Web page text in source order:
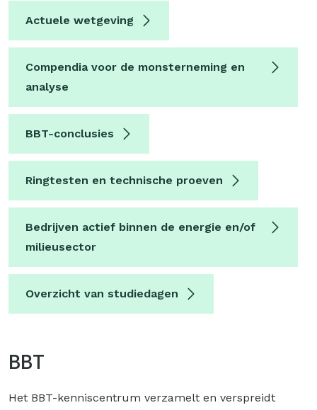
Actuele wetgeving
Compendia voor de monsterneming en
analyse
BBT-conclusies
Ringtesten en technische proeven
Bedrijven actief binnen de energie en/of
milieusector
Overzicht van studiedagen
BBT
Het BBT-kenniscentrum verzamelt en verspreidt